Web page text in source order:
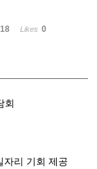
Likes 0
회
리 기회 제공